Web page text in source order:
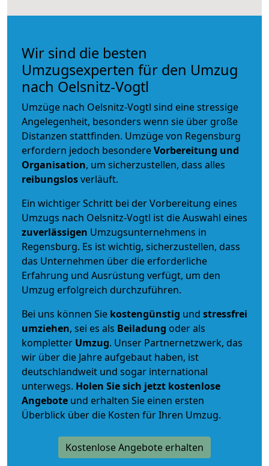
Wir sind die besten
Umzugsexperten für den Umzug
nach Oelsnitz-Vogtl
Umzüge nach Oelsnitz-Vogtl sind eine stressige
Angelegenheit, besonders wenn sie über große
Distanzen stattfinden. Umzüge von Regensburg
erfordern jedoch besondereVorbereitung und
Organisation, um sicherzustellen, dass alles
reibungslosverläuft.
Ein wichtiger Schritt bei der Vorbereitung eines
Umzugs nach Oelsnitz-Vogtl ist die Auswahl eines
zuverlässigen Umzugsunternehmens in
Regensburg. Es ist wichtig, sicherzustellen, dass
das Unternehmen über die erforderliche
Erfahrung und Ausrüstung verfügt, um den
Umzug erfolgreich durchzuführen.
Bei uns können Sie kostengünstig und stressfrei
umziehen, sei es als Beiladung oder als
kompletter Umzug. Unser Partnernetzwerk, das
wir über die Jahre aufgebaut haben, ist
deutschlandweit und sogar international
unterwegs. Holen Sie sich jetzt kostenlose
Angebote und erhalten Sie einen ersten
Überblick über die Kosten für Ihren Umzug.
Kostenlose Angebote erhalten